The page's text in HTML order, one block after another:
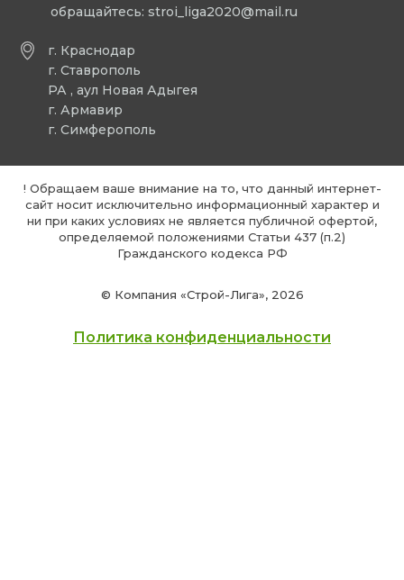
г. Краснодар
г. Ставрополь
РА , аул Новая Адыгея
г. Армавир
г. Симферополь
обращайтесь: stroi_liga2020@mail.ru
© Компания «Строй-Лига», 2026
! Обращаем ваше внимание на то, что данный интернет-
сайт носит исключительно информационный характер и
ни при каких условиях не является публичной офертой,
определяемой положениями Статьи 437 (п.2)
Гражданского кодекса РФ
Политика конфиденциальности